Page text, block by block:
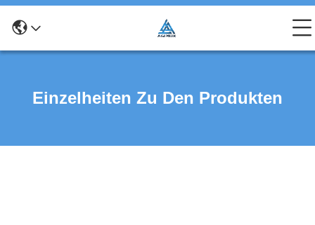
Einzelheiten Zu Den Produkten